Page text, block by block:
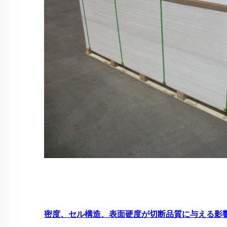
密度、セル構造、表面硬度が切断品質に与える影